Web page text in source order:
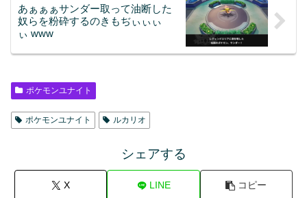
あぁぁぁサンダー取って油断した
奴らを粉砕するのきもぢぃぃぃ
ぃ www
ポケモンユナイト
ポケモンユナイト ルカリオ
シェアする
X LINE コピー